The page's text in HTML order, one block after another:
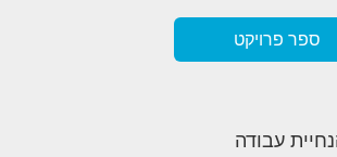
ספר פרויקט
עבודה